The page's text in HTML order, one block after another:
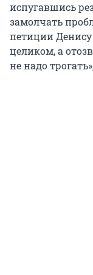
испугавшись
замолчать
петиции
целиком, а
не надо